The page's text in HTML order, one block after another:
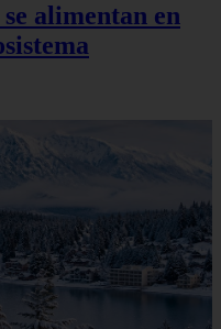
alimentan en